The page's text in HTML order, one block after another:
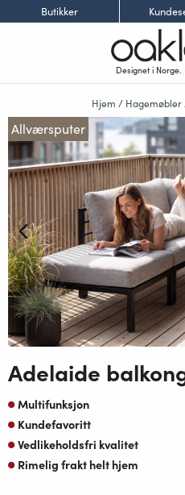
Butikker
Designet i
Hjem / Hagemøbler
Allværsputer
Multifunksjon
Kundefavoritt
Vedlikeholdsfri kvalitet
Rimelig frakt helt hjem